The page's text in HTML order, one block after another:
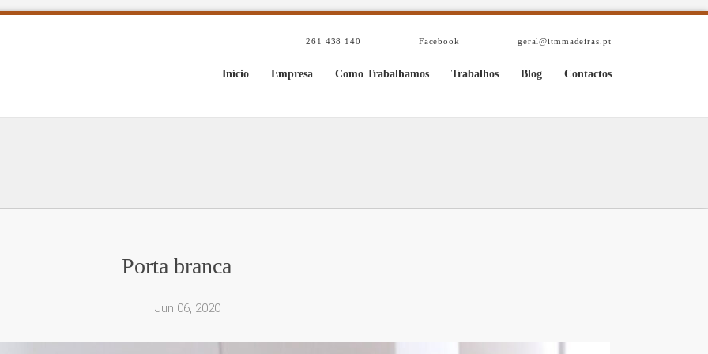
261 438 140 Facebook geral@itmmadeiras.pt
Início Empresa Como Trabalhamos Trabalhos Blog Contactos
Porta branca
Jun 06, 2020